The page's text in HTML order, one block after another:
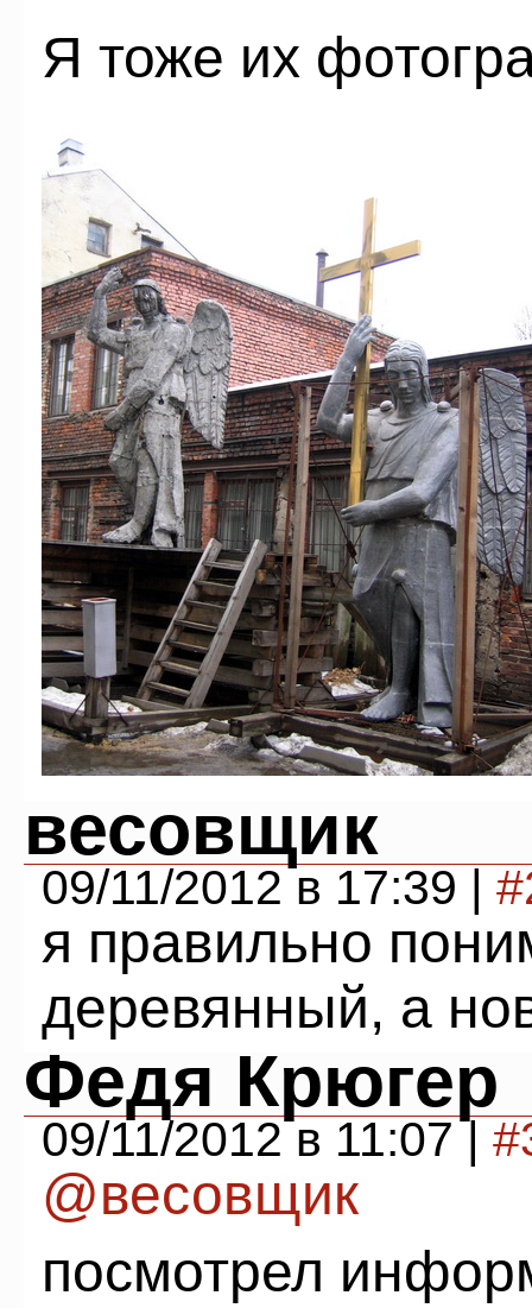
Я тоже их
весовщик
09/11/2012 в 17:39 |
я правильно
деревянный, а
Федя Крюгер
09/11/2012 в 11:07 |
@весовщик
посмотрел